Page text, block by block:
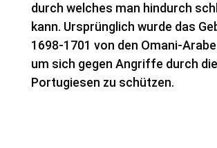
durch welches man hindurch
kann. Ursprünglich wurde das
1698-1701 von den Omani-
um sich gegen Angriffe durch die
Portugiesen zu schützen.